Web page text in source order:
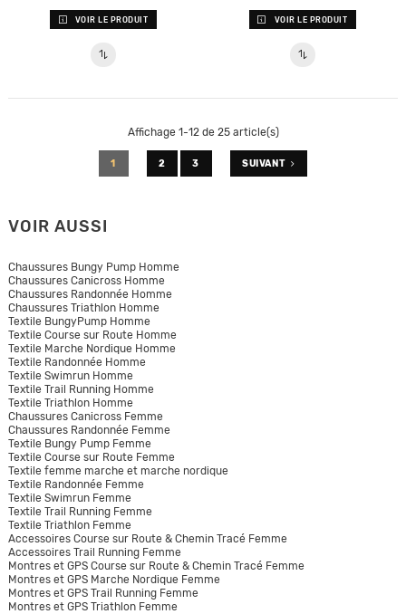
VOIR LE PRODUIT VOIR LE PRODUIT
Affichage 1-12 de 25 article(s)
1 2 3 SUIVANT
VOIR AUSSI
Chaussures Bungy Pump Homme
Chaussures Canicross Homme
Chaussures Randonnée Homme
Chaussures Triathlon Homme
Textile BungyPump Homme
Textile Course sur Route Homme
Textile Marche Nordique Homme
Textile Randonnée Homme
Textile Swimrun Homme
Textile Trail Running Homme
Textile Triathlon Homme
Chaussures Canicross Femme
Chaussures Randonnée Femme
Textile Bungy Pump Femme
Textile Course sur Route Femme
Textile femme marche et marche nordique
Textile Randonnée Femme
Textile Swimrun Femme
Textile Trail Running Femme
Textile Triathlon Femme
Accessoires Course sur Route & Chemin Tracé Femme
Accessoires Trail Running Femme
Montres et GPS Course sur Route & Chemin Tracé Femme
Montres et GPS Marche Nordique Femme
Montres et GPS Trail Running Femme
Montres et GPS Triathlon Femme